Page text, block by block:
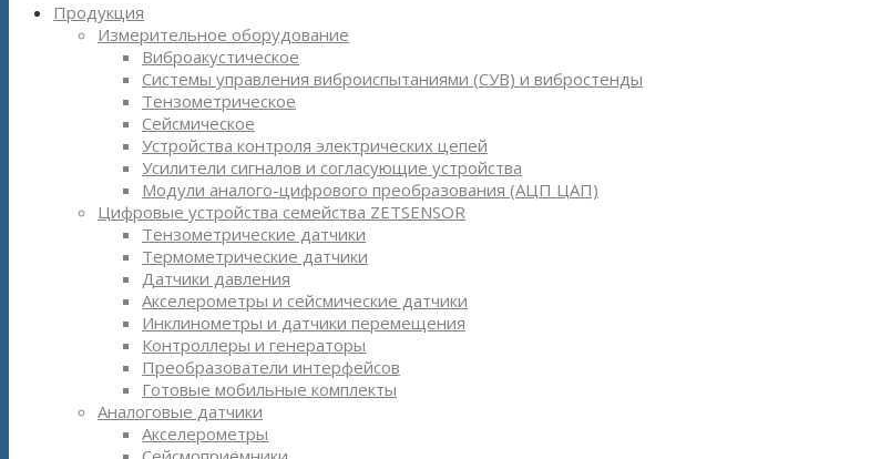
Продукция
Измерительное оборудование
Виброакустическое
Системы управления виброиспытаниями (СУВ) и вибростенды
Тензометрическое
Сейсмическое
Устройства контроля электрических цепей
Усилители сигналов и согласующие устройства
Модули аналого-цифрового преобразования (АЦП ЦАП)
Цифровые устройства семейства ZETSENSOR
Тензометрические датчики
Термометрические датчики
Датчики давления
Акселерометры и сейсмические датчики
Инклинометры и датчики перемещения
Контроллеры и генераторы
Преобразователи интерфейсов
Готовые мобильные комплекты
Аналоговые датчики
Акселерометры